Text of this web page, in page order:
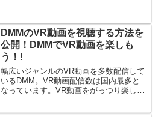
す。ここでは、注目の未来アイテムスマ
ートグラスについて特集し...
DMMのVR動画を視聴する方法を
公開！DMMでVR動画を楽しも
う！!
幅広いジャンルのVR動画を多数配信して
いるDMM。VR動画配信数は国内最多と
なっています。VR動画をがっつり楽しむ